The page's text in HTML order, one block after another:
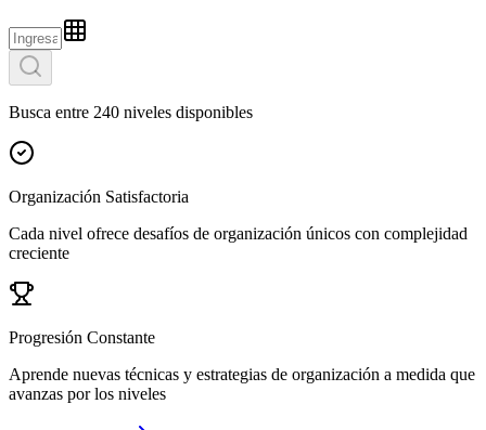
Busca entre 240 niveles disponibles
Organización Satisfactoria
Cada nivel ofrece desafíos de organización únicos con complejidad
creciente
Progresión Constante
Aprende nuevas técnicas y estrategias de organización a medida que
avanzas por los niveles